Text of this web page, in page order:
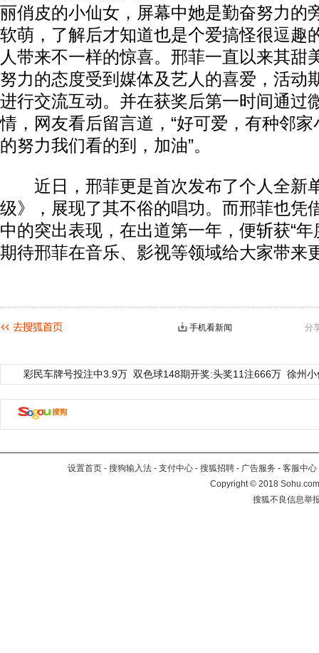
丽俏皮的小仙女，屏幕中她是勤奋努力的
软萌，了解后才知道也是个爱搞怪很逗趣
人带来不一样的惊喜。邢菲一直以来其甜
努力的态度受到媒体及艺人的喜爱，活动
进行交流互动。并在获奖后第一时间通过
情，网友看后留言道，“好可爱，有种邻家
的努力我们看的到，加油”。
近日，邢菲更是首次发布了个人全新
级》，展现了其不俗的唱功。而邢菲也凭
中的突出表现，在出道第一年，便斩获“年
期待邢菲在音乐、影视等领域给大家带来
分
手机看新闻
彩民车牌号投注中3.9万 双色球148期开奖:头奖11注666万 徐州
设置首页 - 搜狗输入法 - 支付中心 - 搜狐招聘 - 广告服务 - 客服中心
Copyright©2018
搜狐不良信息举